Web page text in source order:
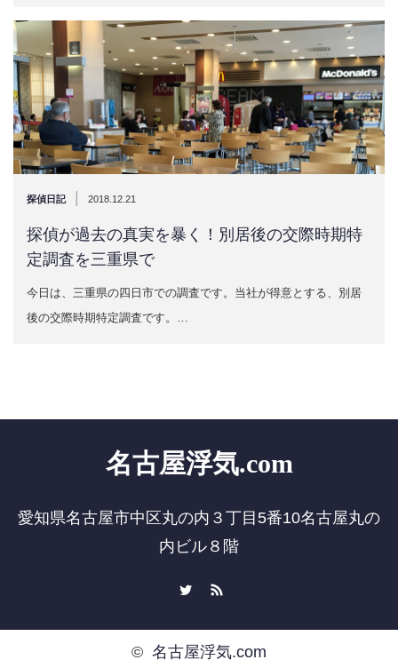
探偵日記 2018.12.21
探偵が過去の真実を暴く！別居後の交際時期特
定調査を三重県で
今日は、三重県の四日市での調査です。当社が得意とする、別居
後の交際時期特定調査です。…
名古屋浮気.com
愛知県名古屋市中区丸の内３丁目5番10名古屋丸の
内ビル８階
© 名古屋浮気.com